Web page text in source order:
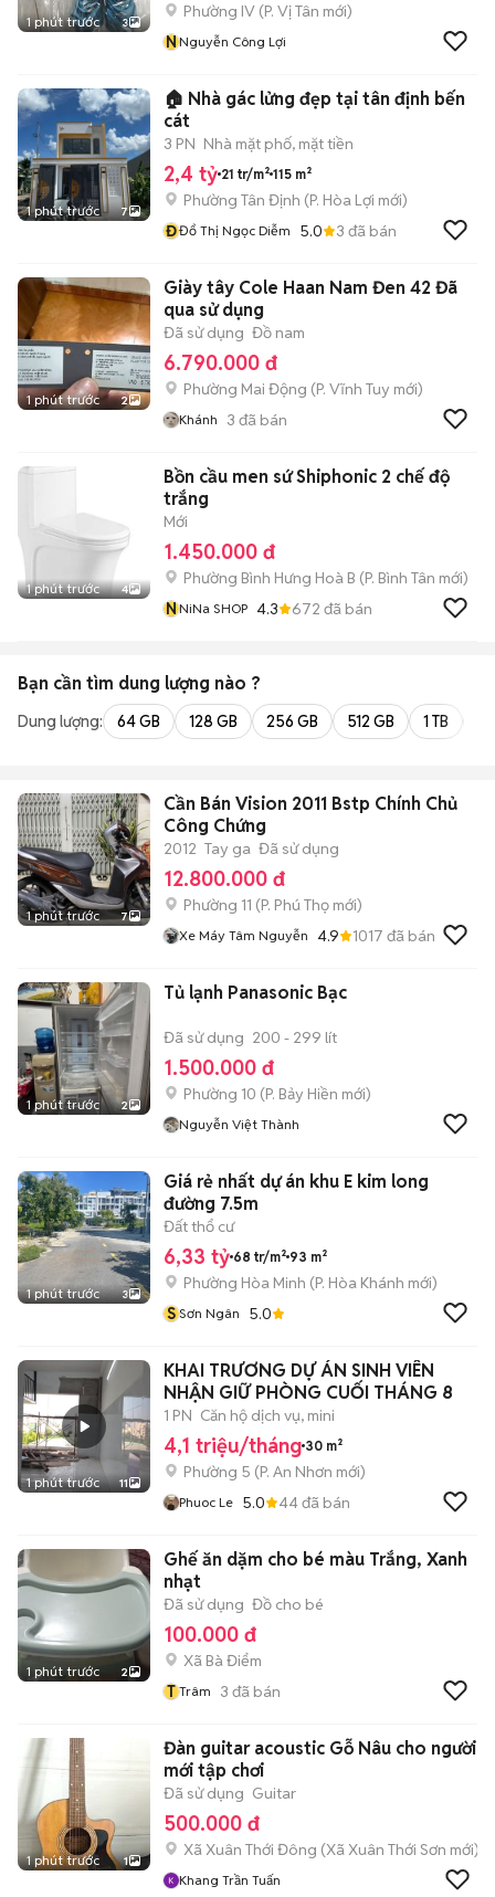
1 phút trước 3
Phường IV (P. Vị Tân mới)
NNguyễn Công Lợi
1 phút trước 7
🏠 Nhà gác lửng đẹp tại tân định bến
cát
3 PN Nhà mặt phố, mặt tiền
2,4 tỷ 21 tr/m² 115 m²
Phường Tân Định (P. Hòa Lợi mới)
ĐĐổ Thị Ngọc Diễm 5.0 3 đã bán
1 phút trước 2
Giày tây Cole Haan Nam Đen 42 Đã
qua sử dụng
Đã sử dụng Đồ nam
6.790.000 đ
Phường Mai Động (P. Vĩnh Tuy mới)
Khánh 3 đã bán
1 phút trước 4
Bồn cầu men sứ Shiphonic 2 chế độ
trắng
Mới
1.450.000 đ
Phường Bình Hưng Hoà B (P. Bình Tân mới)
NNiNa SHOP 4.3 672 đã bán
Bạn cần tìm dung lượng nào ?
Dung lượng: 64 GB 128 GB 256 GB 512 GB 1 TB
1 phút trước 7
Cần Bán Vision 2011 Bstp Chính Chủ
Công Chứng
2012 Tay ga Đã sử dụng
12.800.000 đ
Phường 11 (P. Phú Thọ mới)
Xe Máy Tâm Nguyễn 4.9 1017 đã bán
1 phút trước 2
Tủ lạnh Panasonic Bạc
Đã sử dụng 200 - 299 lít
1.500.000 đ
Phường 10 (P. Bảy Hiền mới)
Nguyễn Việt Thành
1 phút trước 3
Giá rẻ nhất dự án khu E kim long
đường 7.5m
Đất thổ cư
6,33 tỷ 68 tr/m² 93 m²
Phường Hòa Minh (P. Hòa Khánh mới)
S Sơn Ngân 5.0
1 phút trước 11
KHAI TRƯƠNG DỰ ÁN SINH VIÊN
NHẬN GIỮ PHÒNG CUỐI THÁNG 8
1 PN Căn hộ dịch vụ, mini
4,1 triệu/tháng 30 m²
Phường 5 (P. An Nhơn mới)
Phuoc Le 5.0 44đã bán
1 phút trước 2
Ghế ăn dặm cho bé màu Trắng, Xanh
nhạt
Đã sử dụng Đồ cho bé
100.000 đ
Xã Bà Điểm
T Trâm 3 đã bán
1 phút trước 1
Đàn guitar acoustic Gỗ Nâu cho người
mới tập chơi
Đã sử dụng Guitar
500.000 đ
Xã Xuân Thới Đông (Xã Xuân Thới Sơn mới)
Khang Trần Tuấn